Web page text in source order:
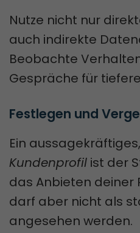
Nutze nicht nur
auch indirekte
Beobachte
Gespräche für
Festlegen und
Ein aussagekräftiges,
Kundenprofil ist der
das Anbieten deiner
darf aber nicht als
angesehen werden.